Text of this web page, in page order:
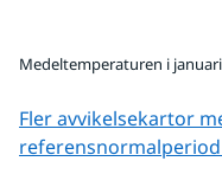
Medeltemperaturen i
Fler avvikelsekartor
referens­normalperiod